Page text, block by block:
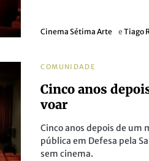
Cinema Sétima Arte eTiago
COMUNIDADE
Cinco anos
voar
Cinco anos depois de um
pública em Defesa pela
sem cinema.